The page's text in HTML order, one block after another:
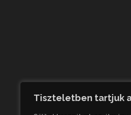
Tiszteletben tartjuk